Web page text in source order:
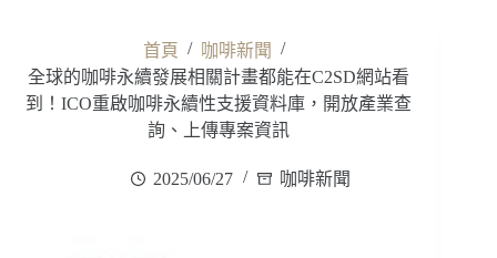
首頁 / 咖啡新聞 /
全球的咖啡永續發展相關計畫都能在C2SD網站看
到！ICO重啟咖啡永續性支援資料庫，開放產業查
詢、上傳專案資訊
2025/06/27 咖啡新聞